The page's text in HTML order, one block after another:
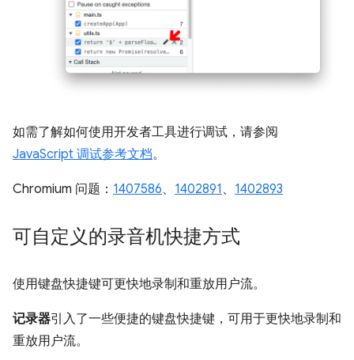
如需了解如何使用开发者工具进行调试，请参阅
JavaScript 调试参考文档。
Chromium 问题： 1407586、 1402891 、 1402893
可自定义的录音机快捷方式
使用键盘快捷键可更快地录制和重放用户流。
记录器引入了一些便捷的键盘快捷键，可用于更快地录制和
重放用户流。